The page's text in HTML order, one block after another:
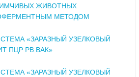
ЖИВОТНЫХ
МЕТОДОМ
«ЗАРАЗНЫЙ УЗЕЛКОВЫЙ
ПЦР РВ ВАК»
«ЗАРАЗНЫЙ УЗЕЛКОВЫЙ